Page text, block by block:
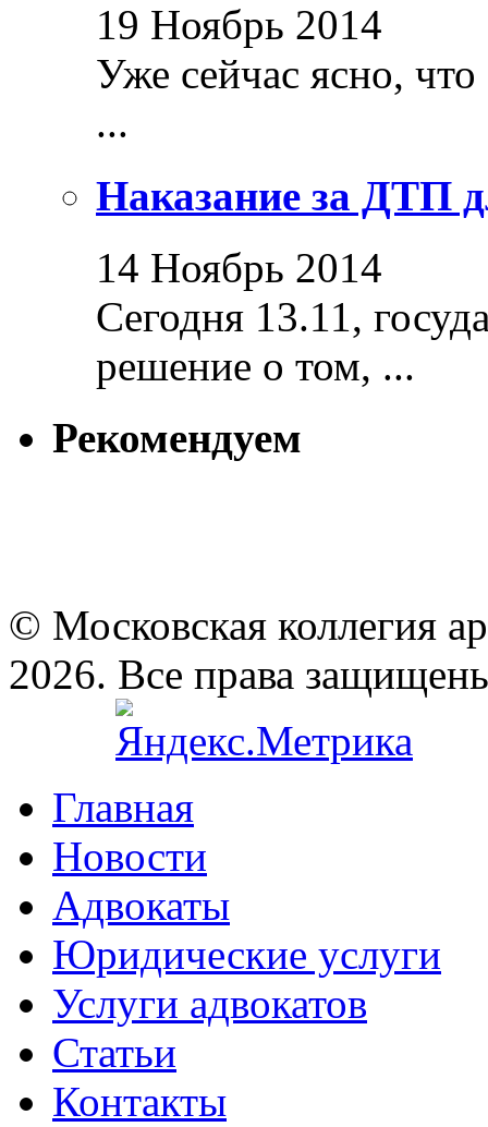
19 Ноябрь 2014
Уже сейчас ясно,
...
Наказание за ДТП
14 Ноябрь 2014
Сегодня 13.11,
решение о том, ...
Рекомендуем
© Московская коллегия
2026. Все права
Главная
Новости
Адвокаты
Юридические услуги
Услуги адвокатов
Статьи
Контакты